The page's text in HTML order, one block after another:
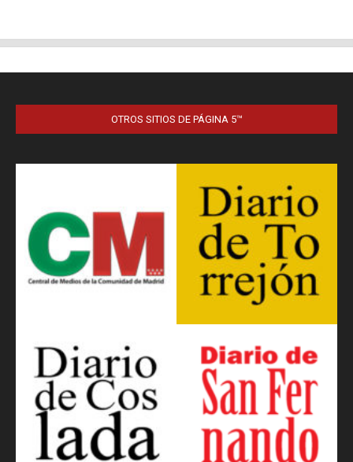
OTROS SITIOS DE PÁGINA 5™